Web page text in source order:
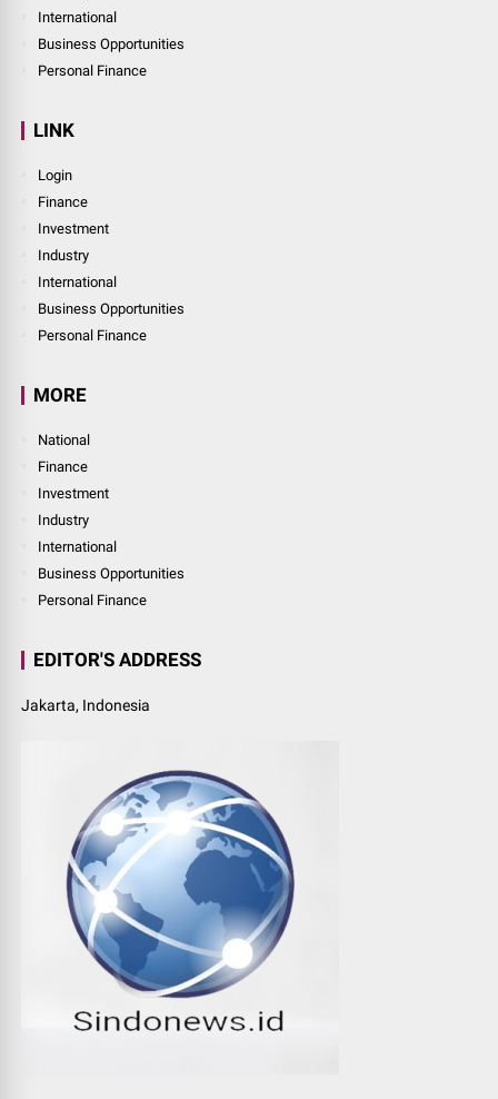
International
Business Opportunities
Personal Finance
LINK
Login
Finance
Investment
Industry
International
Business Opportunities
Personal Finance
MORE
National
Finance
Investment
Industry
International
Business Opportunities
Personal Finance
EDITOR'S ADDRESS
Jakarta, Indonesia